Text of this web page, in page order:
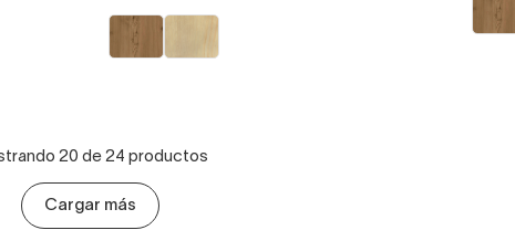
20 de 24 productos
Cargar más